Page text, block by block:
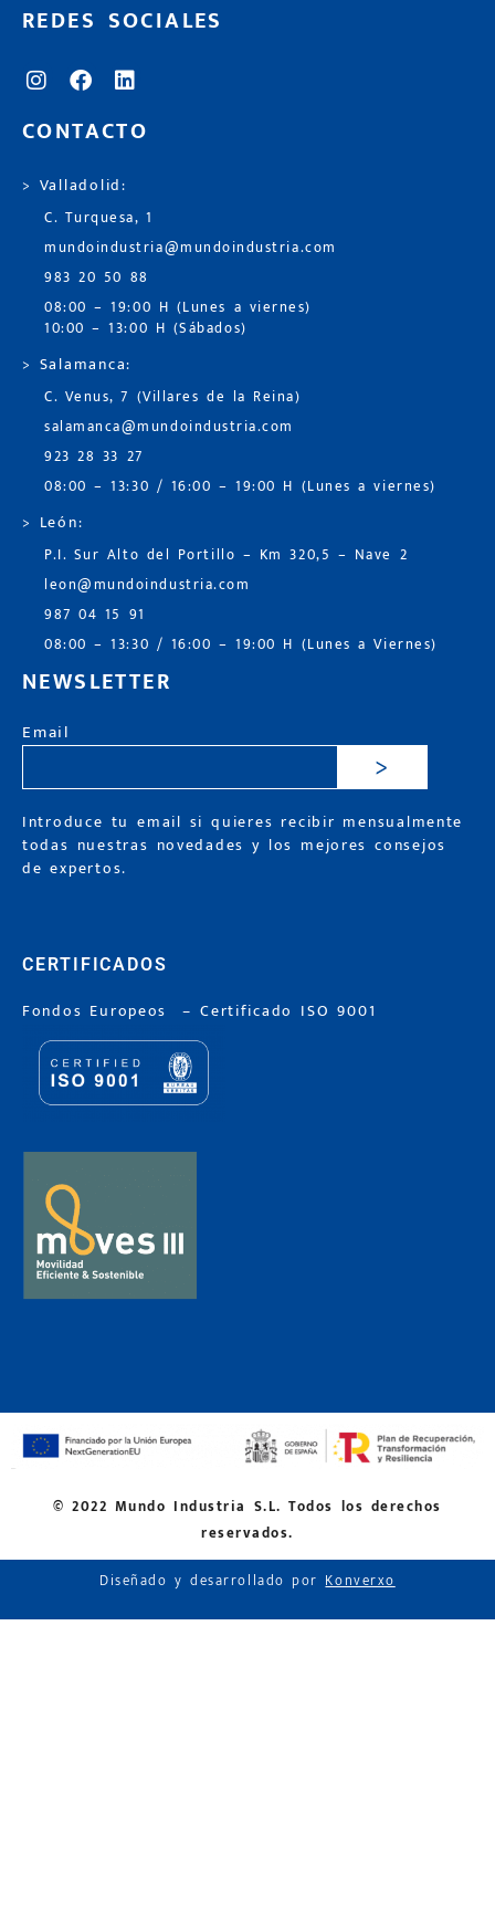
REDES SOCIALES
CONTACTO
> Valladolid:
C. Turquesa, 1
mundoindustria@mundoindustria.com
983 20 50 88
08:00 – 19:00 H (Lunes a viernes)
10:00 – 13:00 H (Sábados)
> Salamanca:
C. Venus, 7 (Villares de la Reina)
salamanca@mundoindustria.com
923 28 33 27
08:00 – 13:30 / 16:00 – 19:00 H (Lunes a viernes)
> León:
P.I. Sur Alto del Portillo – Km 320,5 – Nave 2
leon@mundoindustria.com
987 04 15 91
08:00 – 13:30 / 16:00 – 19:00 H (Lunes a Viernes)
NEWSLETTER
Email
>
Introduce tu email si quieres recibir mensualmente
todas nuestras novedades y los mejores consejos
de expertos.
CERTIFICADOS
Fondos Europeos –Certificado ISO 9001
© 2022 Mundo Industria S.L. Todos los derechos
reservados.
Diseñado y desarrollado porKonverxo